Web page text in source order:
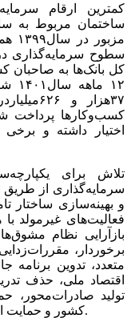
کمترین ارقام
کل بانک‌ها به صاحبان
کسب‌وکارها پرداخت
اختیار داشته و
تلاش برای
سرمایه‌گذاری از طریق
و بهینه‌‌‌‌‌سازی ساختار
فعالیت‌‌‌‌‌های غیرمولد
باز‌آرایی نظام
برخوردار،
متعدد، تدوین
اقتصاد ملی، حذف
تولید صادرات‌محور،‌
کشور و حمایت از توسعه صنایع پیشرفته می‌تواند انجام شود.